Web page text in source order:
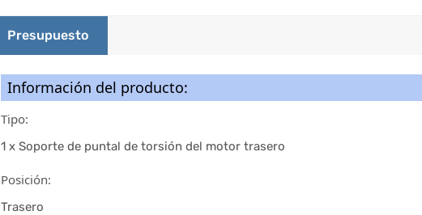
Presupuesto
Información del producto:
Tipo:
1 x Soporte de puntal de torsión del motor trasero
Posición:
Trasero